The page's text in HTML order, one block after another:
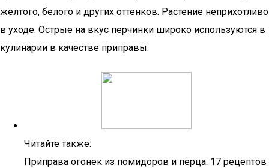
желтого, белого и других оттенков. Растение неприхотливо
в уходе. Острые на вкус перчинки широко используются в
кулинарии в качестве приправы.
Читайте также:
Приправа огонек из помидоров и перца: 17 рецептов